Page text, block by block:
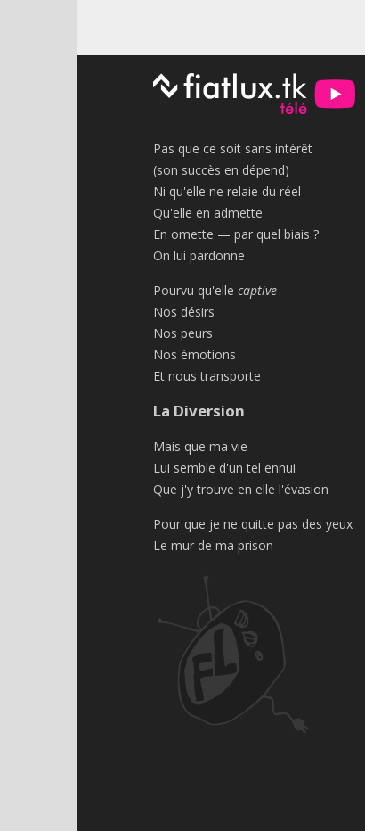
Pas que ce soit sans intérêt
(son succès en dépend)
Ni qu'elle ne relaie du réel
Qu'elle en admette
En omette — par quel biais ?
On lui pardonne
Pourvu qu'elle captive
Nos désirs
Nos peurs
Nos émotions
Et nous transporte
La Diversion
Mais que ma vie
Lui semble d'un tel ennui
Que j'y trouve en elle l'évasion
Pour que je ne quitte pas des yeux
Le mur de ma prison